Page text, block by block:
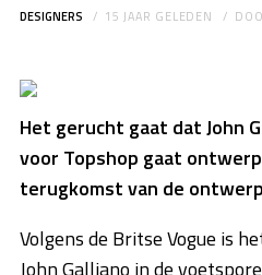
DESIGNERS 15 JAAR GELEDEN
Het gerucht gaat dat John
voor Topshop gaat
terugkomst van de
Volgens de Britse Vogue is